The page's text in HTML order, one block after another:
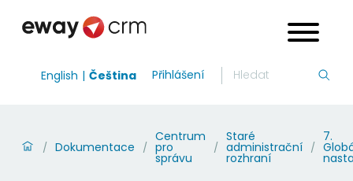
English Čeština Přihlášení
/ Dokumentace /
Centrum
pro
správu
/
Staré
administrační
rozhraní
/
7.